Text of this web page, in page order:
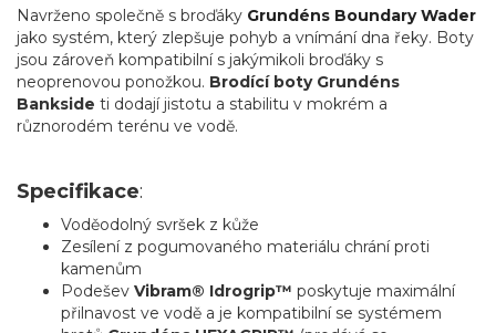
Navrženo společně s broďáky Grundéns Boundary Wader
jako systém, který zlepšuje pohyb a vnímání dna řeky. Boty
jsou zároveň kompatibilní s jakýmikoli broďáky s
neoprenovou ponožkou. Brodící boty Grundéns
Bankside ti dodají jistotu a stabilitu v mokrém a
různorodém terénu ve vodě.
Specifikace:
Voděodolný svršek z kůže
Zesílení z pogumovaného materiálu chrání proti
kamenům
Podešev Vibram® Idrogrip™ poskytuje maximální
přilnavost ve vodě a je kompatibilní se systémem